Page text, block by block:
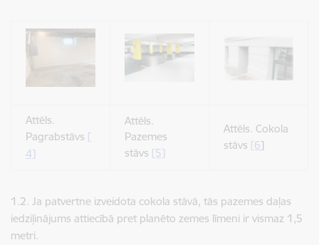
Attēls.
Pagrabstāvs [
4]
Attēls.
Pazemes
stāvs [5]
Attēls. Cokola
stāvs [6]
1.2. Ja patvertne izveidota cokola stāvā, tās pazemes daļas
iedziļinājums attiecībā pret planēto zemes līmeni ir vismaz 1,5
metri.